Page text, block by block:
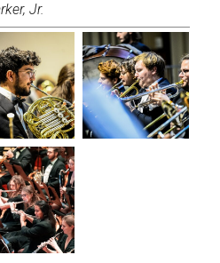
Jr.